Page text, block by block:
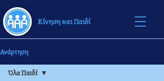
Κίνηση και Παιδί
Ανάρτηση
Όλα Παιδί